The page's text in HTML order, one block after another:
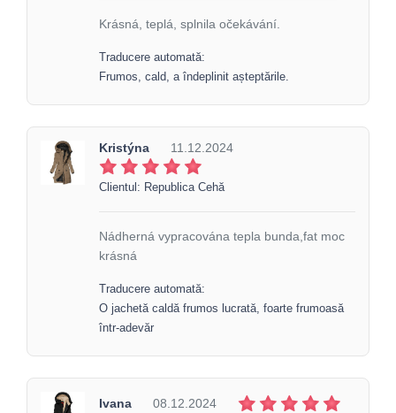
Krásná, teplá, splnila očekávání.
Traducere automată:
Frumos, cald, a îndeplinit așteptările.
Kristýna 11.12.2024
Clientul: Republica Cehă
Nádherná vypracována tepla bunda,fat moc
krásná
Traducere automată:
O jachetă caldă frumos lucrată, foarte frumoasă
într-adevăr
Ivana 08.12.2024